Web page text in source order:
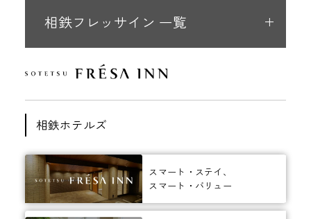
相鉄フレッサイン 一覧
相鉄ホテルズ
スマート・ステイ、
スマート・バリュー